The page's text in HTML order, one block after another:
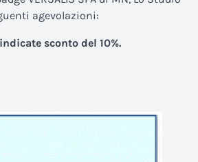
agevolazioni:
sconto del 10%.